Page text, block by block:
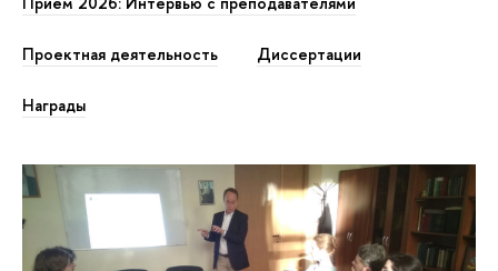
Проектная деятельность Диссертации
Награды